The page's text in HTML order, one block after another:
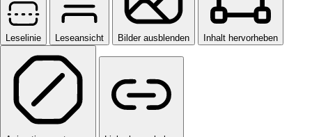
Leselinie Leseansicht Bilder ausblenden Inhalt hervorheben